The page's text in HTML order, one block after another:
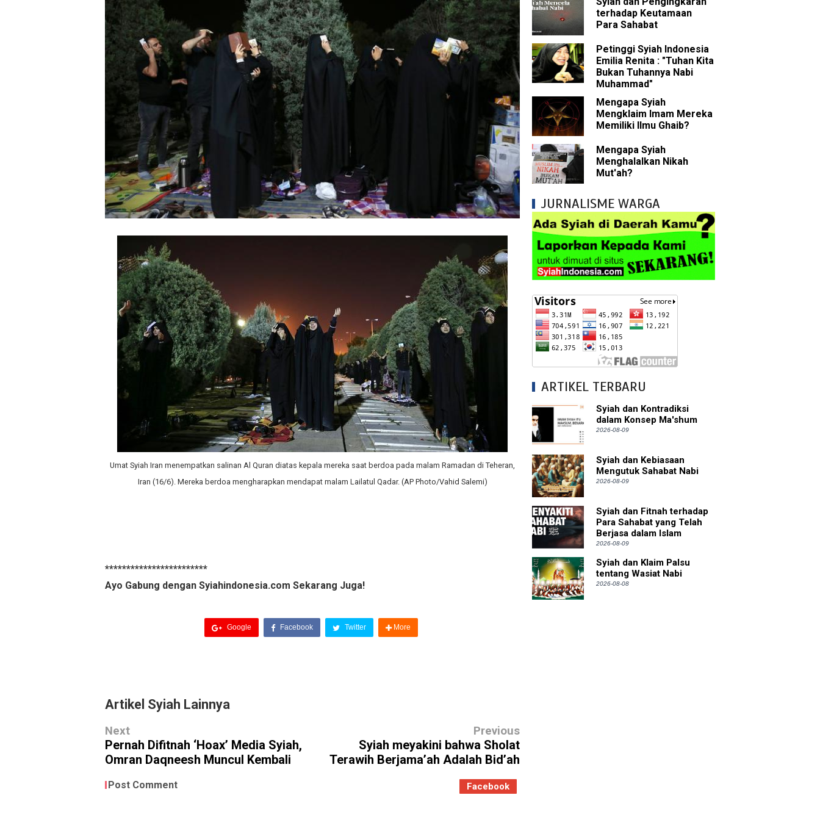
Syiah dan Pengingkaran terhadap Keutamaan Para Sahabat
Mengapa Syiah Mengklaim Imam Mereka Memiliki Ilmu Ghaib?
Mengapa Syiah Menganggap Semua Sahabat Nabi Pengkhianat?
Syiah dan Kebiasaan Mengkafirkan Sahabat Rasulullah
Kesalahan Syiah dalam Menyikapi Peran Sahabat Nabi
Syiah dan Pengingkaran terhadap Hadis Shahih Sunni
Syiah dan Fitnah Besar terhadap Khalifah Utsman bin Affan
Mengapa Syiah Menghalalkan Nikah Mut'ah?
Syiah dan Penyelewengan dalam Pemahaman tentang Khalifah
Syiah dan Penyimpangan dalam Akidah Islam
Kesalahan Syiah dalam Menyikapi Khalifah Abu Bakar
Umat Syiah Iran menempatkan salinan Al Quran diatas kepala mereka saat berdoa pada malam Ramadan di Teheran,
Iran (16/6). Mereka berdoa mengharapkan mendapat malam Lailatul Qadar. (AP Photo/Vahid Salemi)
************************
Ayo Gabung dengan Syiahindonesia.com Sekarang Juga!
Google Facebook Twitter More
Artikel Syiah Lainnya
Next
Pernah Difitnah ‘Hoax’ Media Syiah,
Omran Daqneesh Muncul Kembali
Previous
Syiah meyakini bahwa Sholat
Terawih Berjama’ah Adalah Bid’ah
Post Comment Facebook
terhadap Keutamaan
Para Sahabat
Petinggi Syiah Indonesia
Emilia Renita : "Tuhan Kita
Bukan Tuhannya Nabi
Muhammad"
Mengapa Syiah
Mengklaim Imam Mereka
Memiliki Ilmu Ghaib?
Mengapa Syiah
Menghalalkan Nikah
Mut'ah?
JURNALISME WARGA
ARTIKEL TERBARU
Syiah dan Kontradiksi
dalam Konsep Ma'shum
2026-08-09
Syiah dan Kebiasaan
Mengutuk Sahabat Nabi
2026-08-09
Syiah dan Fitnah terhadap
Para Sahabat yang Telah
Berjasa dalam Islam
2026-08-09
Syiah dan Klaim Palsu
tentang Wasiat Nabi
2026-08-08